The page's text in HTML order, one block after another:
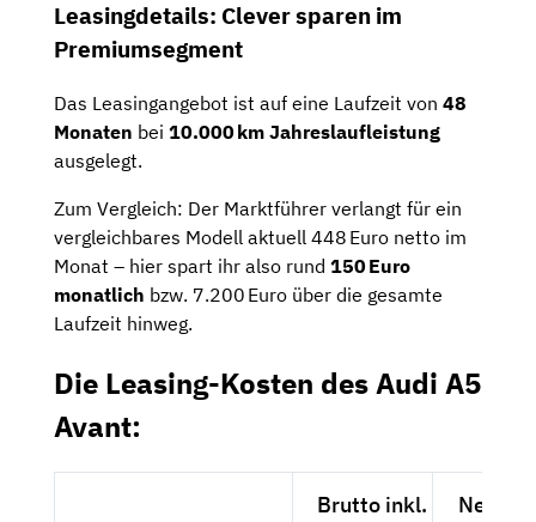
Leasingdetails: Clever sparen im
Premiumsegment
Das Leasingangebot ist auf eine Laufzeit von 48
Monaten bei 10.000 km Jahreslaufleistung
ausgelegt.
Zum Vergleich: Der Marktführer verlangt für ein
vergleichbares Modell aktuell 448 Euro netto im
Monat – hier spart ihr also rund 150 Euro
monatlich bzw. 7.200 Euro über die gesamte
Laufzeit hinweg.
Die Leasing-Kosten des Audi A5
Avant:
Brutto inkl.
Netto